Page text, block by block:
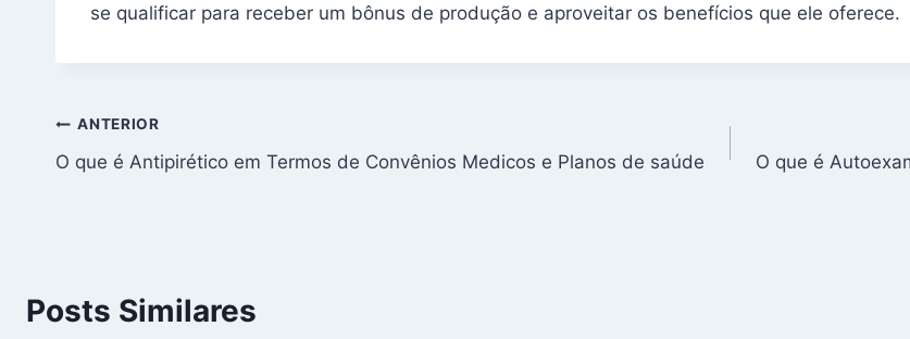
se qualificar para receber um bônus de produção e aproveitar os benefícios que ele oferece.
Navegação
de
ANTERIOR
O que é Antipirético em Termos de Convênios Medicos e Planos de saúde O que é
Posts Similares